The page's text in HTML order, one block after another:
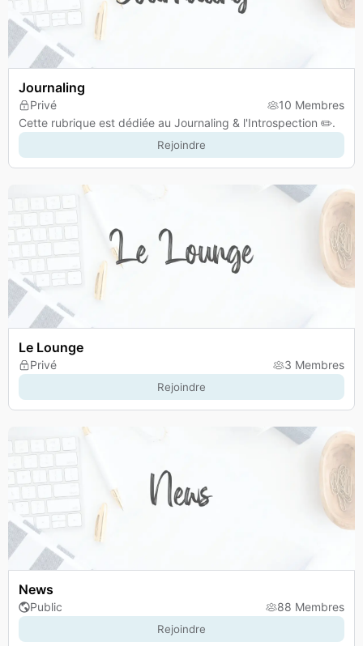
Journaling
Privé
10 Membres
Cette rubrique est dédiée au Journaling & l'Introspection ✏️.
Rejoindre
Le Lounge
Privé 3 Membres
Rejoindre
News
Public 88 Membres
Rejoindre